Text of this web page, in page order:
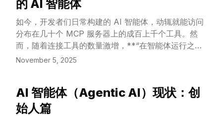
的 AI 智能体
如今，开发者们日常构建的 AI 智能体，动辄就能访问
分布在几十个 MCP 服务器上的成百上千个工具。然
而，随着连接工具的数量激增，**“在智能体运行之初
就加载所有工具的定义”** 以及 **“让所有中间结果都
有限的**）的做法，正严重拖慢智能体的速度并增加
成本。
November 5, 2025
AI 智能体（Agentic AI）现状：创
始人篇
View Article